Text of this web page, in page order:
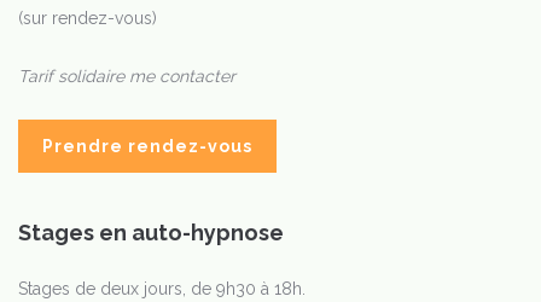
(sur rendez-vous)
Tarif solidaire me contacter
Prendre rendez-vous
Stages en auto-hypnose
Stages de deux jours, de 9h30 à 18h.